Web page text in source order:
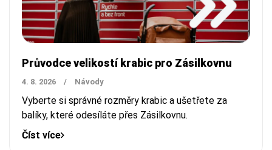
Průvodce velikostí krabic pro Zásilkovnu
4. 8. 2026 / Návody
Vyberte si správné rozměry krabic a ušetřete za
balíky, které odesíláte přes Zásilkovnu.
Číst více